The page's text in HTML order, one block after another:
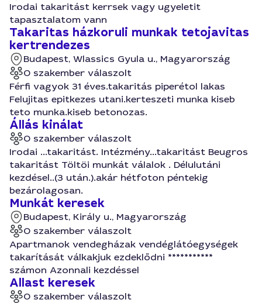
Irodai takaritást kerrsek vagy ugyeletit
tapasztalatom vann
Takaritas házkoruli munkak tetojavitas
kertrendezes
Budapest, Wlassics Gyula u., Magyarország
0 szakember válaszolt
Férfi vagyok 31 éves.takaritás piperétol lakas
Felujitas epitkezes utani.kerteszeti munka kiseb
teto munka.kiseb betonozas.
Állás kinálat
0 szakember válaszolt
Irodai ...takaritást. Intézmény...takaritást Beugros
takaritást Töltöi munkát válalok . Délulutáni
kezdésel..(3 után.).akár hétfoton péntekig
bezárolagosan.
Munkát keresek
Budapest, Király u., Magyarország
0 szakember válaszolt
Apartmanok vendegházak vendéglátóegységek
takarítását válkakjuk ezdeklődni ***********
számon Azonnali kezdéssel
Allast keresek
0 szakember válaszolt